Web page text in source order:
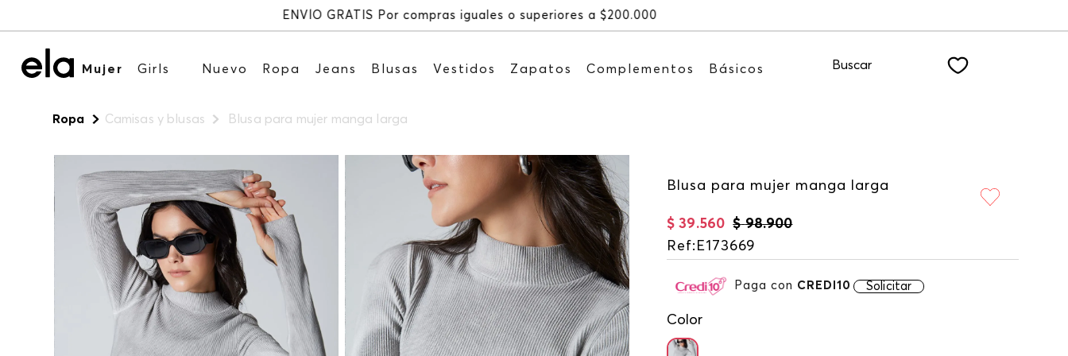
Recibe: 15%OFF suscribiéndote a nuestro NEWSLETTER
Mujer Girls Nuevo Ropa Jeans Blusas Vestidos Zapatos Complementos Básicos Buscar
Ropa Camisas y blusas Blusa para mujer manga larga
Blusa para mujer manga larga
$ 98.900
$ 39.560
Ref: E173669
Paga con CREDI10 Solicitar
Color